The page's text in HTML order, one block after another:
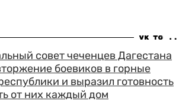
совет чеченцев Дагестана
боевиков в горные
и выразил готовность
от них каждый дом